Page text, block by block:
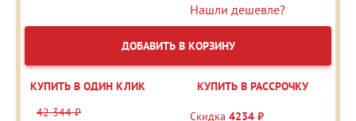
Нашли дешевле?
ДОБАВИТЬ В КОРЗИНУ
КУПИТЬ В ОДИН КЛИК
КУПИТЬ В РАССРОЧКУ
42 344 ₽
Скидка 4234 ₽